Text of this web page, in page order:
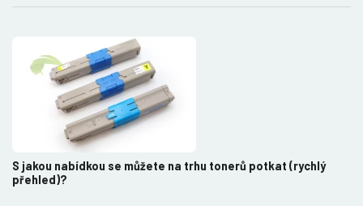
S jakou nabídkou se můžete na trhu tonerů potkat (rychlý
přehled)?